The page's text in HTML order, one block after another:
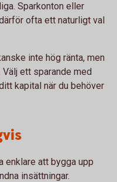
Sparkonton eller
ofta ett naturligt val
inte hög ränta, men
ett sparande med
kapital när du behöver
enklare att bygga upp
insättningar.